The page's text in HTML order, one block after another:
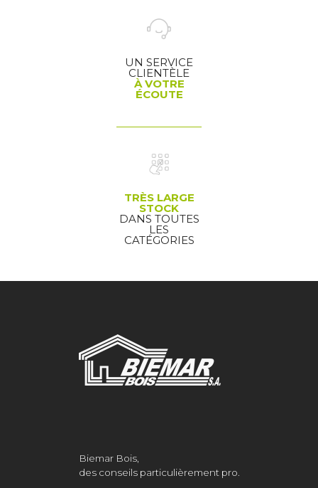
UN SERVICE
CLIENTÈLE
À VOTRE
ÉCOUTE
TRÈS LARGE
STOCK
DANS TOUTES
LES
CATÉGORIES
Biemar Bois,
des conseils particulièrement pro.